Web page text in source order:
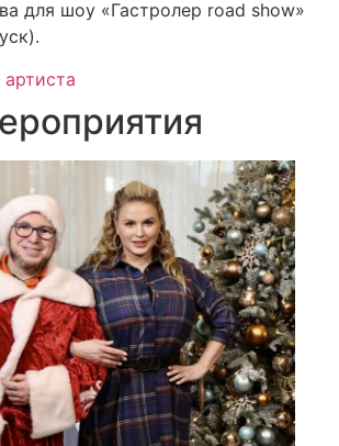
для шоу «Гастролер road show»